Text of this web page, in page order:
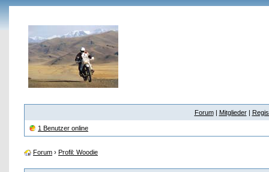
Forum| Mitglieder|
1 Benutzer online
Forum › Profil: Woodie